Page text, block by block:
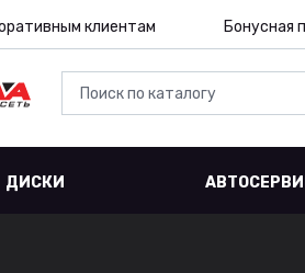
клиентам Бонусная
ДИСКИ